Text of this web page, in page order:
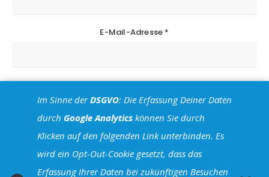
E-Mail-Adresse *
Im Sinne derDSGVO: Die Erfassung Deiner Daten
durch Google Analyticskönnen Sie durch
Klicken auf den folgenden Link unterbinden. Es
wird ein Opt-Out-Cookie gesetzt, dass das
Erfassung Ihrer Daten bei zukünftigen Besuchen